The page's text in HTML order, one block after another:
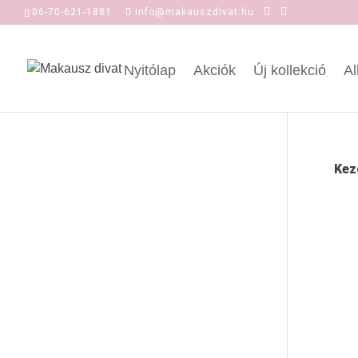
06-70-621-1881 info@makauszdivat.hu
Nyitólap Akciók Új kollekció